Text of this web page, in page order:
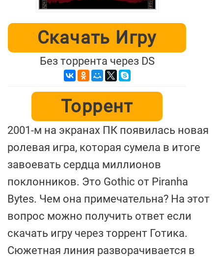
Скачать Игру
Без торрента через DS
Торрент
2001-м на экранах ПК появилась новая
ролевая игра, которая сумела в итоге
завоевать сердца миллионов
поклонников. Это Gothic от Piranha
Bytes. Чем она примечательна? На этот
вопрос можно получить ответ если
скачать игру через торрент Готика.
Сюжетная линия разворачивается в